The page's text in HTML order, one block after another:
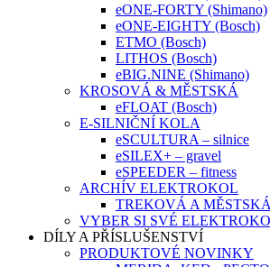
eONE-FORTY (Shimano)
eONE-EIGHTY (Bosch)
ETMO (Bosch)
LITHOS (Bosch)
eBIG.NINE (Shimano)
KROSOVÁ & MĚSTSKÁ
eFLOAT (Bosch)
E-SILNIČNÍ KOLA
eSCULTURA – silnice
eSILEX+ – gravel
eSPEEDER – fitness
ARCHÍV ELEKTROKOL
TREKOVÁ A
VYBER SI SVÉ
DÍLY A PŘÍSLUŠENSTVÍ
PRODUKTOVÉ NOVINKY